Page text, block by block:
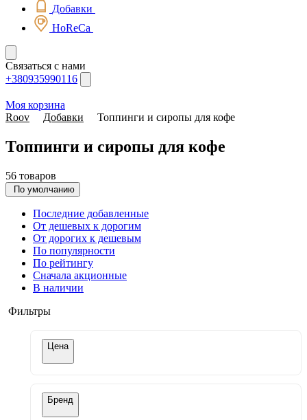
Добавки
HoReCa
Связаться с нами
+380935990116
Моя корзина
Roov
Добавки Топпинги и сиропы для кофе
Топпинги и сиропы для кофе
56 товаров
По умолчанию
Последние добавленные
От дешевых к дорогим
От дорогих к дешевым
По популярности
По рейтингу
Сначала акционные
В наличии
Фильтры
Цена
Бренд